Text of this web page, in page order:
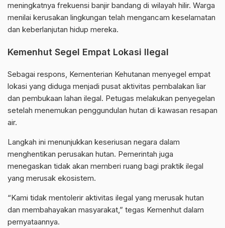
meningkatnya frekuensi banjir bandang di wilayah hilir. Warga
menilai kerusakan lingkungan telah mengancam keselamatan
dan keberlanjutan hidup mereka.
Kemenhut Segel Empat Lokasi Ilegal
Sebagai respons, Kementerian Kehutanan menyegel empat
lokasi yang diduga menjadi pusat aktivitas pembalakan liar
dan pembukaan lahan ilegal. Petugas melakukan penyegelan
setelah menemukan penggundulan hutan di kawasan resapan
air.
Langkah ini menunjukkan keseriusan negara dalam
menghentikan perusakan hutan. Pemerintah juga
menegaskan tidak akan memberi ruang bagi praktik ilegal
yang merusak ekosistem.
“Kami tidak mentolerir aktivitas ilegal yang merusak hutan
dan membahayakan masyarakat,” tegas Kemenhut dalam
pernyataannya.